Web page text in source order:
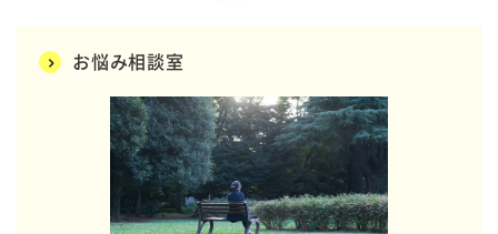
お悩み相談室